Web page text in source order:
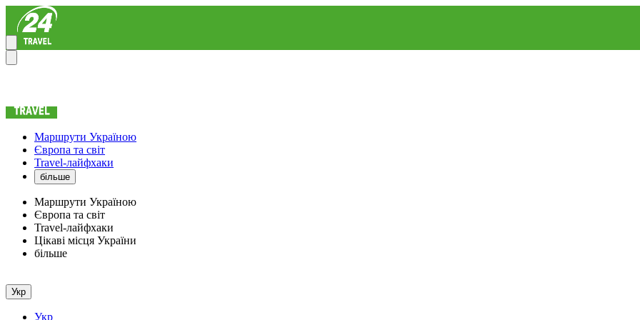
Маршрути Україною
Європа та світ
Travel-лайфхаки
більше
Маршрути Україною
Європа та світ
Travel-лайфхаки
Цікаві місця України
більше
Укр
Укр